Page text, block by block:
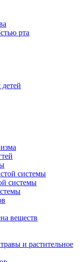
рта
системы
системы
веществ
и растительное